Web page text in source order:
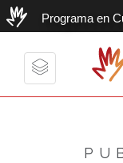
Programa en
Toggle